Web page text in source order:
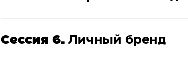
Сессия 6. Личный бренд